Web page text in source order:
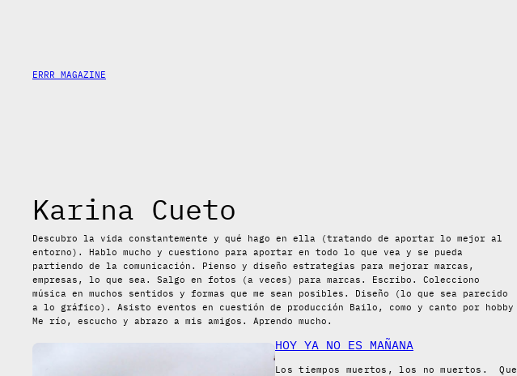
ERRR MAGAZINE
Karina Cueto
Descubro la vida constantemente y qué hago en ella (tratando de aportar lo mejor al
entorno). Hablo mucho y cuestiono para aportar en todo lo que vea y se pueda
partiendo de la comunicación. Pienso y diseño estrategias para mejorar marcas,
empresas, lo que sea. Salgo en fotos (a veces) para marcas. Escribo. Colecciono
música en muchos sentidos y formas que me sean posibles. Diseño (lo que sea parecido
a lo gráfico). Asisto eventos en cuestión de producción Bailo, como y canto por hobby
Me río, escucho y abrazo a mis amigos. Aprendo mucho.
HOY YA NO ES MAÑANA
Los tiempos muertos, los no muertos. Que